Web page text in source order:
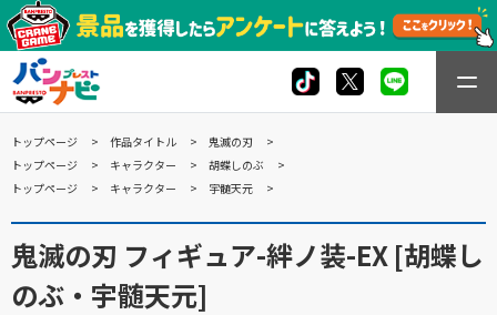
トップページ 作品タイトル
鬼滅の刃
トップページ
キャラクター
胡蝶しのぶ
トップページ
キャラクター 宇髄天元
鬼滅の刃 フィギュア-絆ノ装-EX [胡蝶し
のぶ・宇髄天元]